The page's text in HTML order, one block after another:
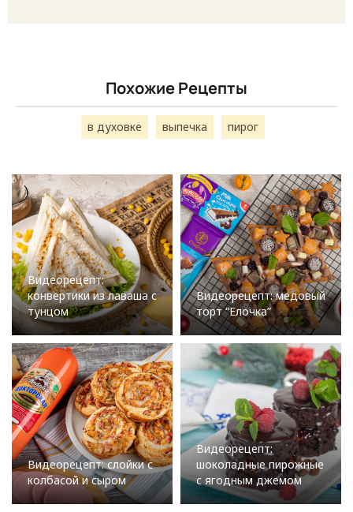
Похожие Рецепты
в духовке выпечка пирог
Видеорецепт:
конвертики из лаваша с
тунцом
Видеорецепт: медовый
торт “Елочка”
Видеорецепт: слойки с
колбасой и сыром
Видеорецепт:
шоколадные пирожные
с ягодным джемом